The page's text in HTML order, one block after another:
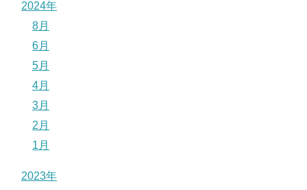
2024年
8月
6月
5月
4月
3月
2月
1月
2023年